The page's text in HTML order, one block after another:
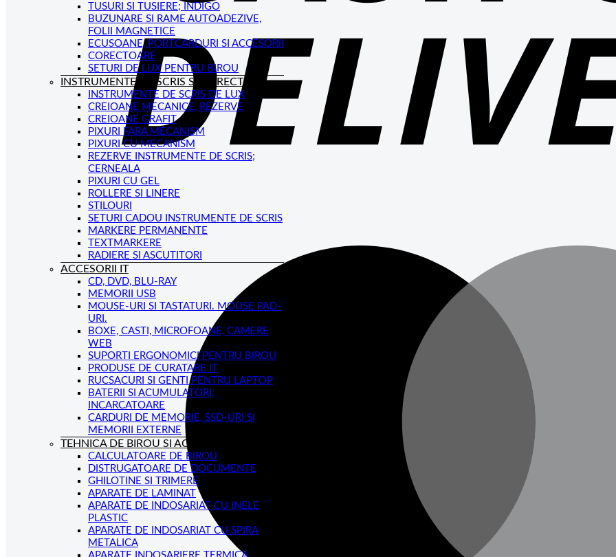
TUSURI SI TUSIERE; INDIGO
BUZUNARE SI RAME AUTOADEZIVE,
FOLII MAGNETICE
ECUSOANE, PORTCARDURI SI ACCESORII
CORECTOARE
SETURI DE LUX PENTRU BIROU
INSTRUMENTE DE SCRIS SI CORECTAT
INSTRUMENTE DE SCRIS DE LUX
CREIOANE MECANICE, REZERVE
CREIOANE GRAFIT
PIXURI FARA MECANISM
PIXURI CU MECANISM
REZERVE INSTRUMENTE DE SCRIS;
CERNEALA
PIXURI CU GEL
ROLLERE SI LINERE
STILOURI
SETURI CADOU INSTRUMENTE DE SCRIS
MARKERE PERMANENTE
TEXTMARKERE
RADIERE SI ASCUTITORI
ACCESORII IT
CD, DVD, BLU-RAY
MEMORII USB
MOUSE-URI SI TASTATURI. MOUSE PAD-
URI.
BOXE, CASTI, MICROFOANE, CAMERE
WEB
SUPORTI ERGONOMICI PENTRU BIROU
PRODUSE DE CURATARE IT
RUCSACURI SI GENTI PENTRU LAPTOP
BATERII SI ACUMULATORI,
INCARCATOARE
CARDURI DE MEMORIE, SSD-URI SI
MEMORII EXTERNE
TEHNICA DE BIROU SI ACCESORII
CALCULATOARE DE BIROU
DISTRUGATOARE DE DOCUMENTE
GHILOTINE SI TRIMERE
APARATE DE LAMINAT
APARATE DE INDOSARIAT CU INELE
PLASTIC
APARATE DE INDOSARIAT CU SPIRA
METALICA